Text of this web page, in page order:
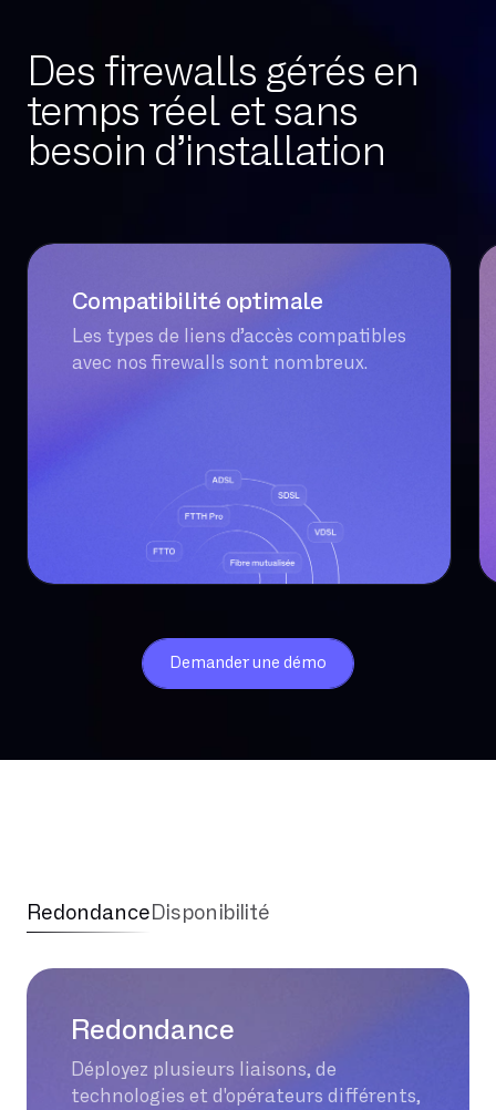
Des firewalls gérés en
temps réel et sans
besoin d’installation
Compatibilité optimale
Les types de liens d’accès compatibles
avec nos firewalls sont nombreux.
Demander une démo
Redondance Disponibilité
Redondance
Déployez plusieurs liaisons, de
technologies et d'opérateurs différents,